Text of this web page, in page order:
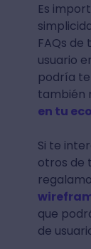
Es
FAQs de
usuario
podría
también
en tu
Si te
otros de
que
de